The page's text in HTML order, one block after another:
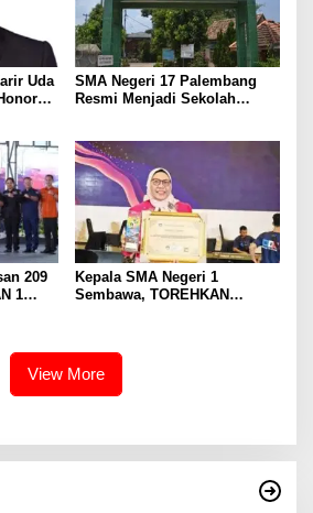
Uda
SMA Negeri 17 Palembang
Resmi Menjadi Sekolah
209
1
Kepala SMA Negeri 1
Sembawa, TOREHKAN
View More